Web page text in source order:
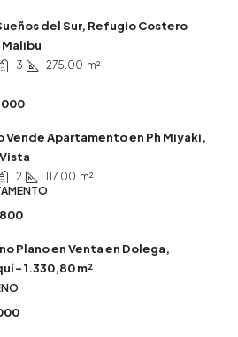
del Sur, Refugio Costero
Malibu
3 275.00 m²
Vende Apartamento en Ph Miyaki,
2 117.00 m²
Plano en Venta en Dolega,
– 1.330,80 m²